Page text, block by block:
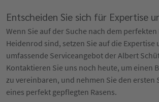
Entscheiden Sie sich für Expertise
Wenn Sie auf der Suche nach dem
Heidenrod sind, setzen Sie auf die Expertise
umfassende Serviceangebot der Albert
Kontaktieren Sie uns noch heute, um einen
zu vereinbaren, und nehmen Sie den ersten
eines perfekt gepflegten Rasens.